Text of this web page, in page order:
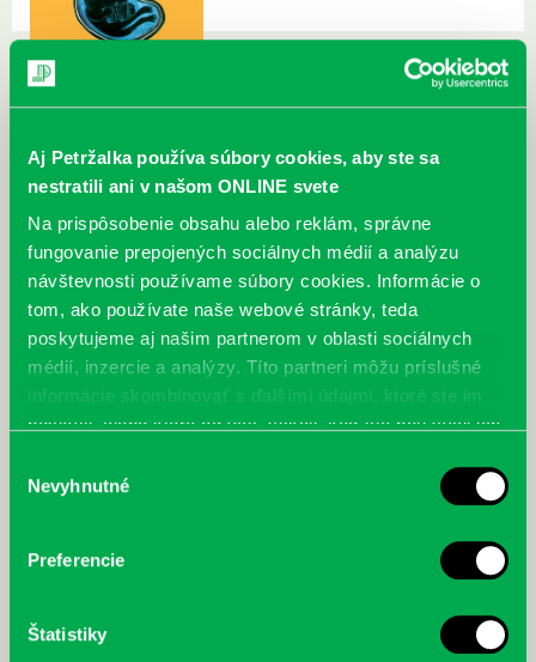
Aj Petržalka používa súbory cookies, aby ste sa
nestratili ani v našom ONLINE svete
Na prispôsobenie obsahu alebo reklám, správne
fungovanie prepojených sociálnych médií a analýzu
návštevnosti používame súbory cookies. Informácie o
tom, ako používate naše webové stránky, teda
poskytujeme aj našim partnerom v oblasti sociálnych
médií, inzercie a analýzy. Títo partneri môžu príslušné
informácie skombinovať s ďalšími údajmi, ktoré ste im
poskytli, alebo ktoré od vás získali, keď ste používali ich
súhlasu
Nevyhnutné
Preferencie
Štatistiky
McGrath, Andy: Tadej Pogačar:
cyklistu modernej doby:
nezastaviteľný